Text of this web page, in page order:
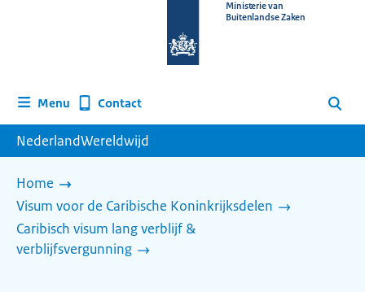
homepage
Ministerie van
Buitenlandse Zaken
Menu Contact Zoeken
NederlandWereldwijd
Home
Visum voor de Caribische Koninkrijksdelen
Caribisch visum lang verblijf &
verblijfsvergunning